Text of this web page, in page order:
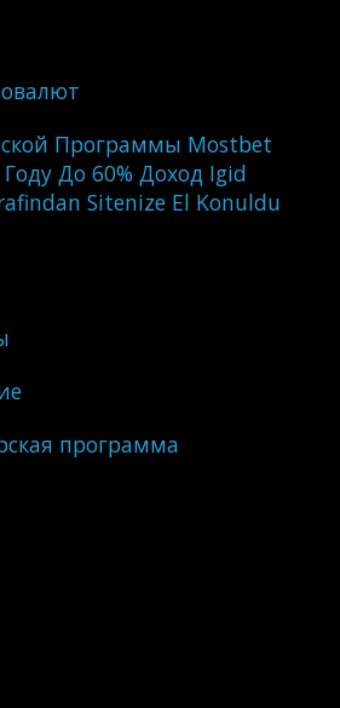
Программы Mostbet
До 60% Доход Igid
Sitenize El Konuldu
программа